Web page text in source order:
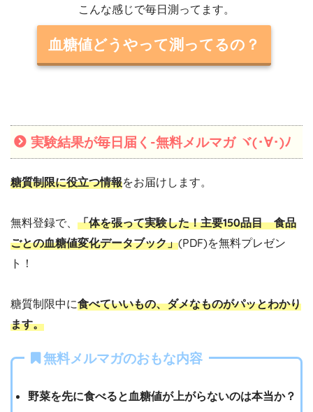
こんな感じで毎日測ってます。
血糖値どうやって測ってるの？
実験結果が毎日届く-無料メルマガ ヾ(･∀･)ﾉ
糖質制限に役立つ情報をお届けします。
無料登録で、 「体を張って実験した！主要150品目 食品
ごとの血糖値変化データブック」(PDF)を無料プレゼン
ト！
糖質制限中に食べていいもの、ダメなものがパッとわかり
ます。
無料メルマガのおもな内容
野菜を先に食べると血糖値が上がらないのは本当か？